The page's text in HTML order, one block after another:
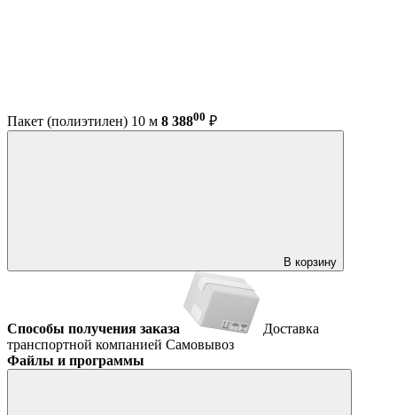
Пакет (полиэтилен) 10 м 8 38800 ₽
В корзину
Способы получения заказа
Доставка
транспортной компанией Самовывоз
Файлы и программы